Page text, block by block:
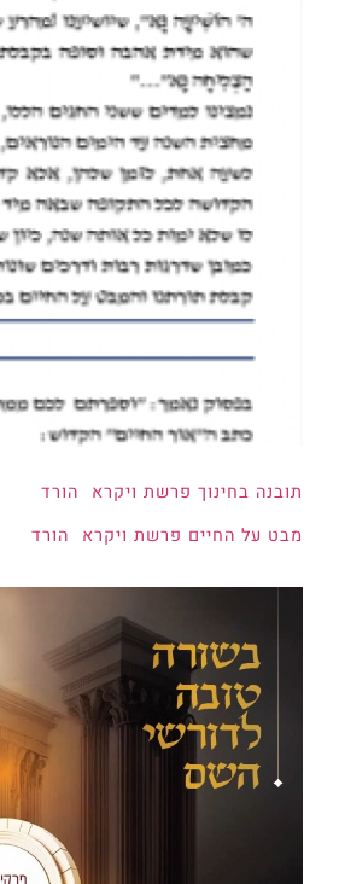
תובנה בחינוך פרשת ויקרא
הורד
מבט על החיים פרשת ויקרא
הורד